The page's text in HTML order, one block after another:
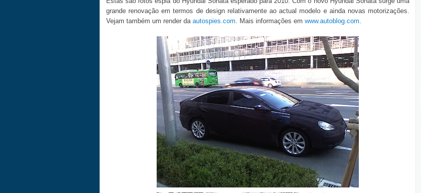
grande renovação em termos de design relativamente ao actual modelo e ainda novas motorizações.
Vejam também um render da autospies.com. Mais informações em www.autoblog.com.